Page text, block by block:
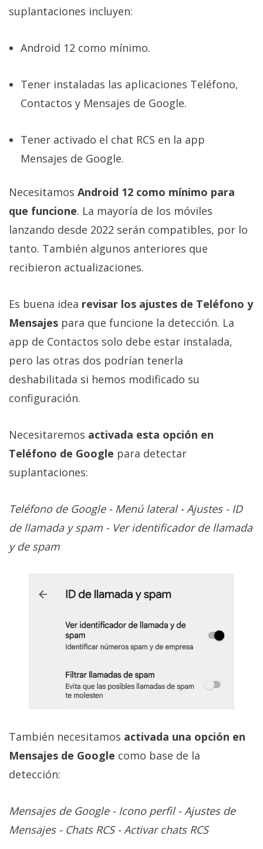
suplantaciones incluyen:
Android 12 como mínimo.
Tener instaladas las aplicaciones Teléfono,
Contactos y Mensajes de Google.
Tener activado el chat RCS en la app
Mensajes de Google.
Necesitamos Android 12 como mínimo para
que funcione. La mayoría de los móviles
lanzando desde 2022 serán compatibles, por lo
tanto. También algunos anteriores que
recibieron actualizaciones.
Es buena idea revisar los ajustes de Teléfono y
Mensajes para que funcione la detección. La
app de Contactos solo debe estar instalada,
pero las otras dos podrían tenerla
deshabilitada si hemos modificado su
configuración.
Necesitaremos activada esta opción en
Teléfono de Google para detectar
suplantaciones:
Teléfono de Google - Menú lateral - Ajustes - ID
de llamada y spam - Ver identificador de llamada
y de spam
También necesitamos activada una opción en
Mensajes de Google como base de la
detección:
Mensajes de Google - Icono perfil - Ajustes de
Mensajes - Chats RCS - Activar chats RCS